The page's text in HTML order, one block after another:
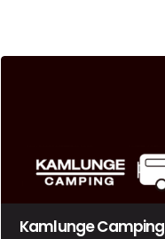
Kamlunge Camping